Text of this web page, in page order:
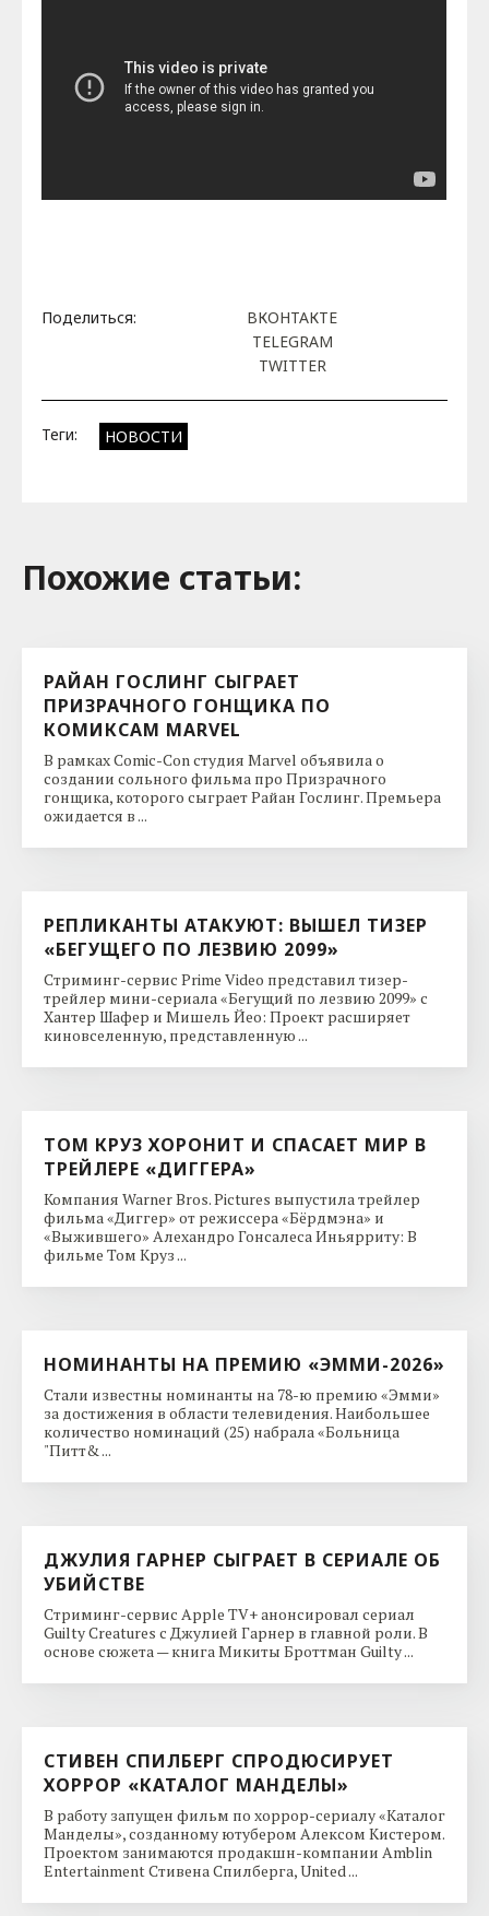
Поделиться:
ВКОНТАКТЕ
TELEGRAM
TWITTER
Теги: НОВОСТИ
Похожие cтатьи:
РАЙАН ГОСЛИНГ СЫГРАЕТ
ПРИЗРАЧНОГО ГОНЩИКА ПО
КОМИКСАМ MARVEL
В рамках Comic-Con студия Marvel объявила о
создании сольного фильма про Призрачного
гонщика, которого сыграет Райан Гослинг. Премьера
ожидается в ...
РЕПЛИКАНТЫ АТАКУЮТ: ВЫШЕЛ ТИЗЕР
«БЕГУЩЕГО ПО ЛЕЗВИЮ 2099»
Стриминг-сервис Prime Video представил тизер-
трейлер мини-сериала «Бегущий по лезвию 2099» с
Хантер Шафер и Мишель Йео: Проект расширяет
киновселенную, представленную ...
ТОМ КРУЗ ХОРОНИТ И СПАСАЕТ МИР В
ТРЕЙЛЕРЕ «ДИГГЕРА»
Компания Warner Bros. Pictures выпустила трейлер
фильма «Диггер» от режиссера «Бёрдмэна» и
«Выжившего» Алехандро Гонсалеса Иньярриту: В
фильме Том Круз ...
НОМИНАНТЫ НА ПРЕМИЮ «ЭММИ-2026»
Стали известны номинанты на 78-ю премию «Эмми»
за достижения в области телевидения. Наибольшее
количество номинаций (25) набрала «Больница
"Питт& ...
ДЖУЛИЯ ГАРНЕР СЫГРАЕТ В СЕРИАЛЕ ОБ
УБИЙСТВЕ
Стриминг-сервис Apple TV+ анонсировал сериал
Guilty Creatures с Джулией Гарнер в главной роли. В
основе сюжета — книга Микиты Броттман Guilty ...
СТИВЕН СПИЛБЕРГ СПРОДЮСИРУЕТ
ХОРРОР «КАТАЛОГ МАНДЕЛЫ»
В работу запущен фильм по хоррор-сериалу «Каталог
Манделы», созданному ютубером Алексом Кистером.
Проектом занимаются продакшн-компании Amblin
Entertainment Стивена Спилберга, United ...